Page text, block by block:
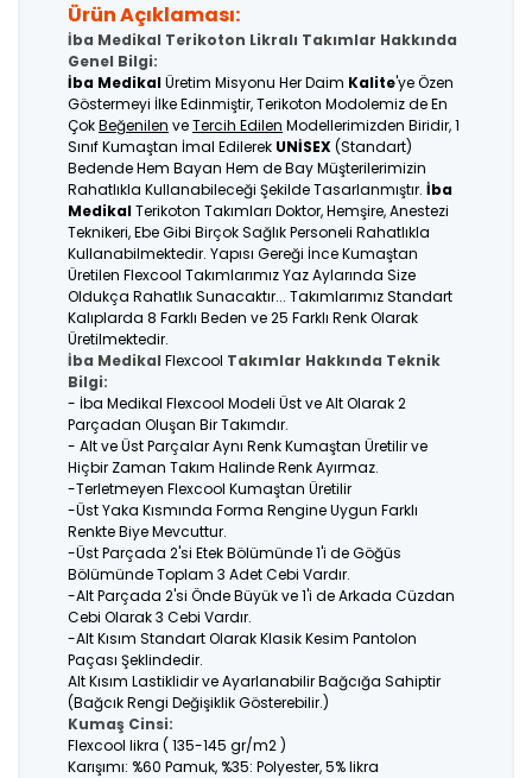
Ürün Açıklaması:
İba Medikal Terikoton Likralı Takımlar Hakkında
Genel Bilgi:
İba MedikalÜretim Misyonu Her Daim Kalite'ye Özen
Göstermeyi İlke Edinmiştir, Terikoton Modolemiz de En
ÇokBeğenilen veTercih Edilen Modellerimizden Biridir, 1
Sınıf Kumaştan İmal Edilerek UNİSEX (Standart)
Bedende Hem Bayan Hem de Bay Müşterilerimizin
Rahatlıkla Kullanabileceği Şekilde Tasarlanmıştır. İba
MedikalTerikoton Takımları Doktor, Hemşire, Anestezi
Teknikeri, Ebe Gibi Birçok Sağlık Personeli Rahatlıkla
Kullanabilmektedir. Yapısı Gereği İnce Kumaştan
Üretilen Flexcool Takımlarımız Yaz Aylarında Size
Oldukça Rahatlık Sunacaktır... Takımlarımız Standart
Kalıplarda 8 Farklı Beden ve 25 Farklı Renk Olarak
Üretilmektedir.
İba Medikal Flexcool Takımlar Hakkında Teknik
Bilgi:
- İba Medikal Flexcool Modeli Üst ve Alt Olarak 2
Parçadan Oluşan Bir Takımdır.
- Alt ve Üst Parçalar Aynı Renk Kumaştan Üretilir ve
Hiçbir Zaman Takım Halinde Renk Ayırmaz.
-Terletmeyen Flexcool Kumaştan Üretilir
-Üst Yaka Kısmında Forma Rengine Uygun Farklı
Renkte Biye Mevcuttur.
-Üst Parçada 2'si Etek Bölümünde 1'i de Göğüs
Bölümünde Toplam 3 Adet Cebi Vardır.
-Alt Parçada 2'si Önde Büyük ve 1'i de Arkada Cüzdan
Cebi Olarak 3 Cebi Vardır.
-Alt Kısım Standart Olarak Klasik Kesim Pantolon
Paçası Şeklindedir.
Alt Kısım Lastiklidir ve Ayarlanabilir Bağcığa Sahiptir
(Bağcık Rengi Değişiklik Gösterebilir.)
Kumaş Cinsi:
Flexcool likra ( 135-145 gr/m2 )
Karışımı: %60 Pamuk, %35: Polyester, 5% likra